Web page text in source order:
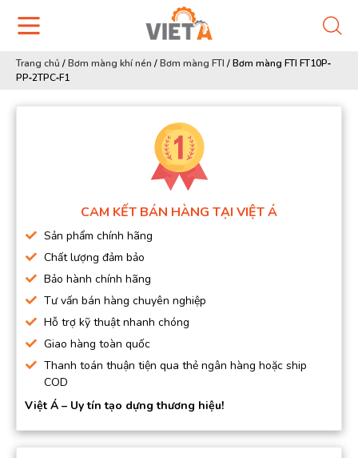
Trang chủ /Bơm màng khí nén /Bơm màng FTI /Bơm màng FTI FT10P‐
PP‐2TPC‐F1
CAM KẾT BÁN HÀNG TẠI VIỆT Á
Sản phẩm chính hãng
Chất lượng đảm bảo
Bảo hành chính hãng
Tư vấn bán hàng chuyên nghiệp
Hỗ trợ kỹ thuật nhanh chóng
Giao hàng toàn quốc
Thanh toán thuận tiện qua thẻ ngân hàng hoặc ship
COD
Việt Á – Uy tín tạo dựng thương hiệu!